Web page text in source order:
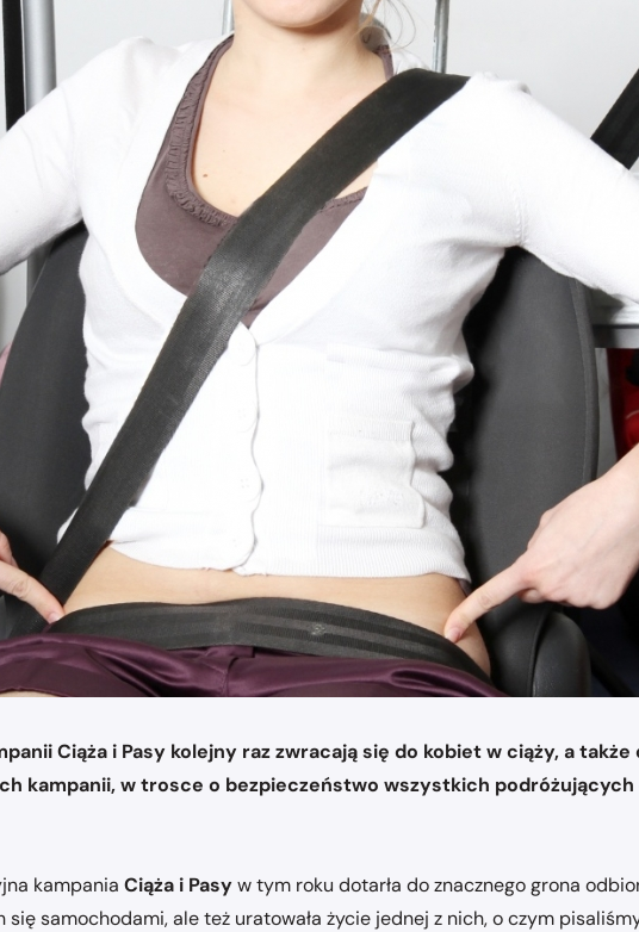
Ciąża i Pasy kolejny raz zwracają się do kobiet w ciąży, a
kampanii, w trosce o bezpieczeństwo wszystkich
kampania Ciąża i Pasyw tym roku dotarła do znacznego grona
samochodami, ale też uratowała życie jednej z nich, o czym